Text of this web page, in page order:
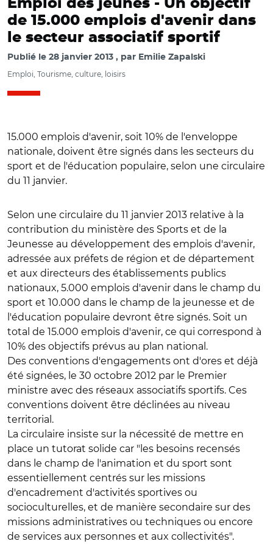
Emploi des jeunes - Un objectif
de 15.000 emplois d'avenir dans
le secteur associatif sportif
Publié le 28 janvier 2013 par Emilie Zapalski
Emploi, Tourisme, culture, loisirs
15.000 emplois d'avenir, soit 10% de l'enveloppe
nationale, doivent être signés dans les secteurs du
sport et de l'éducation populaire, selon une circulaire
du 11 janvier.
Selon une circulaire du 11 janvier 2013 relative à la
contribution du ministère des Sports et de la
Jeunesse au développement des emplois d'avenir,
adressée aux préfets de région et de département
et aux directeurs des établissements publics
nationaux, 5.000 emplois d'avenir dans le champ du
sport et 10.000 dans le champ de la jeunesse et de
l'éducation populaire devront être signés. Soit un
total de 15.000 emplois d'avenir, ce qui correspond à
10% des objectifs prévus au plan national.
Des conventions d'engagements ont d'ores et déjà
été signées, le 30 octobre 2012 par le Premier
ministre avec des réseaux associatifs sportifs. Ces
conventions doivent être déclinées au niveau
territorial.
La circulaire insiste sur la nécessité de mettre en
place un tutorat solide car "les besoins recensés
dans le champ de l'animation et du sport sont
essentiellement centrés sur les missions
d'encadrement d'activités sportives ou
socioculturelles, et de manière secondaire sur des
missions administratives ou techniques ou encore
de services aux personnes et aux collectivités".